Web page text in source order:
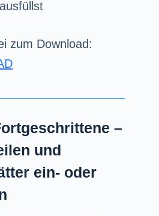
zum Download:
–
und
ein- oder